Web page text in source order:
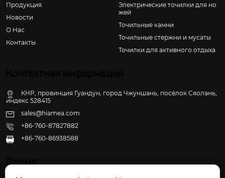
Продукция
Новости
О Hас
Контакты
Электрические точилки для но
жей
Точильные камни
Точильные стержни и мусаты
Точилки для активного отдыха
КНР, провинция Гуандун, город Чжуншань, посёлок Сяолань,
индекс 528415
sales@hiamea.com
+86-760-87827882
 +86-760-86938588
Время